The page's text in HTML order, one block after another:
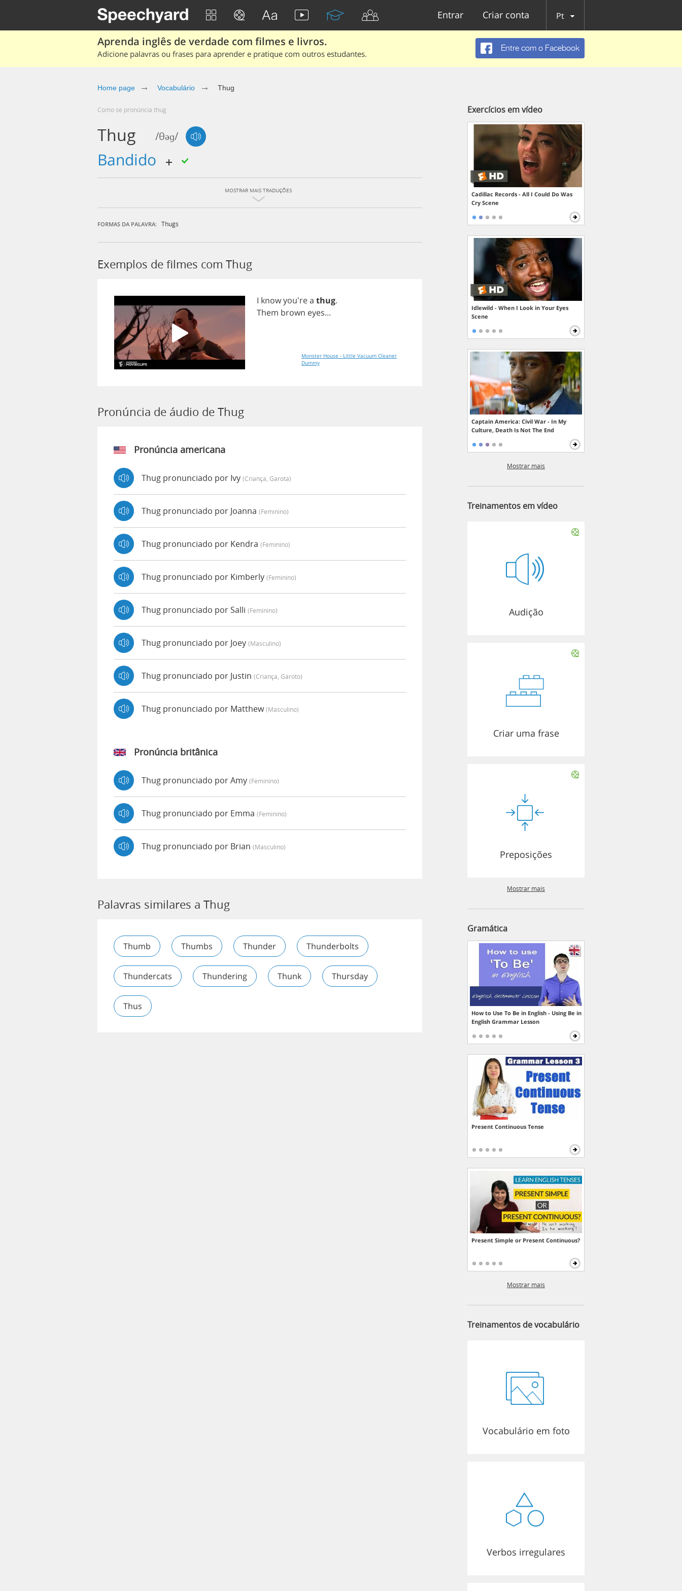
Entrar Criar conta Pt
Aprenda inglês de verdade com filmes e livros.
Adicione palavras ou frases para aprender e pratique com outros estudantes.
Entre com o Facebook
Home page Vocabulário Thug
Como se pronúncia thug
Thug /θəɡ/
bandido
MOSTRAR MAIS TRADUÇÕES
FORMAS DA PALAVRA: Thugs
Exemplos de filmes com Thug
I knowyou'rea thug.
Them brown eyes...
Monster House - Little Vacuum Cleaner
Dummy
Pronúncia de áudio de Thug
Pronúncia americana
Thug pronunciado por Ivy (criança, Garota)
Thug pronunciado por Joanna (feminino)
Thug pronunciado por Kendra (feminino)
Thug pronunciado por Kimberly (feminino)
Thug pronunciado por Salli (feminino)
Thug pronunciado por Joey (masculino)
Thug pronunciado por Justin (criança, Garoto)
Thug pronunciado por Matthew(masculino)
Pronúncia britânica
Thug pronunciado por Amy (feminino)
Thug pronunciado por Emma (feminino)
Thug pronunciado por Brian (masculino)
Palavras similares a Thug
Thumb Thumbs Thunder Thunderbolts
Thundercats Thundering Thunk Thursday
Thus
Exercícios em vídeo
Cadillac Records - All I Could Do Was
Cry Scene
Idlewild - When I Look in Your Eyes
Scene
Captain America: Civil War - In My
Culture, Death Is Not The End
Mostrar mais
Treinamentos em vídeo
Audição
Criar uma frase
Preposições
Mostrar mais
Gramática
How to Use To Be in English - Using Be in
English Grammar Lesson
Present Continuous Tense
Present Simple or Present Continuous?
Mostrar mais
Treinamentos de vocabulário
Vocabulário em foto
Verbos irregulares